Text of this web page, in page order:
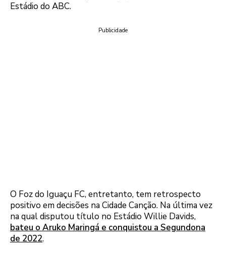
Estádio do ABC.
Publicidade
O Foz do Iguaçu FC, entretanto, tem retrospecto
positivo em decisões na Cidade Canção. Na última vez
na qual disputou título no Estádio Willie Davids,
bateu o Aruko Maringá e conquistou a Segundona
de 2022.